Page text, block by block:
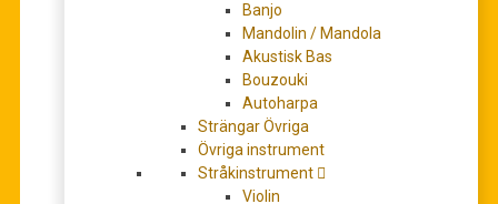
Banjo
Mandolin / Mandola
Akustisk Bas
Bouzouki
Autoharpa
Strängar Övriga
Övriga instrument
Stråkinstrument
Violin